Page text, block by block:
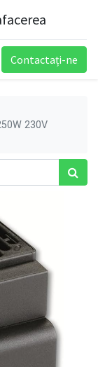
Contactați-ne
230V